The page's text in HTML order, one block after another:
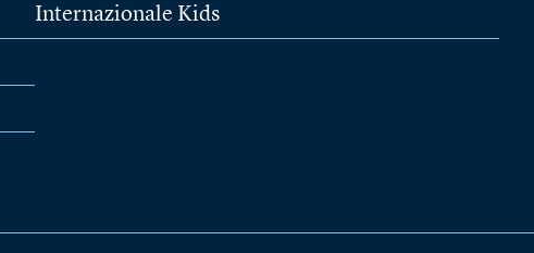
Internazionale Kids